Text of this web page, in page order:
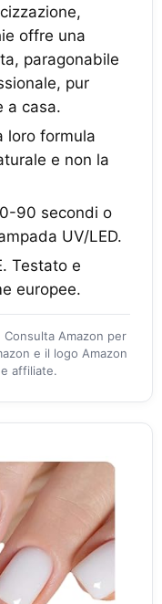
offre una
paragonabile
pur
a casa.
loro formula
e non la
90 secondi o
UV/LED.
Testato e
europee.
Amazon per
e il logo Amazon
affiliate.